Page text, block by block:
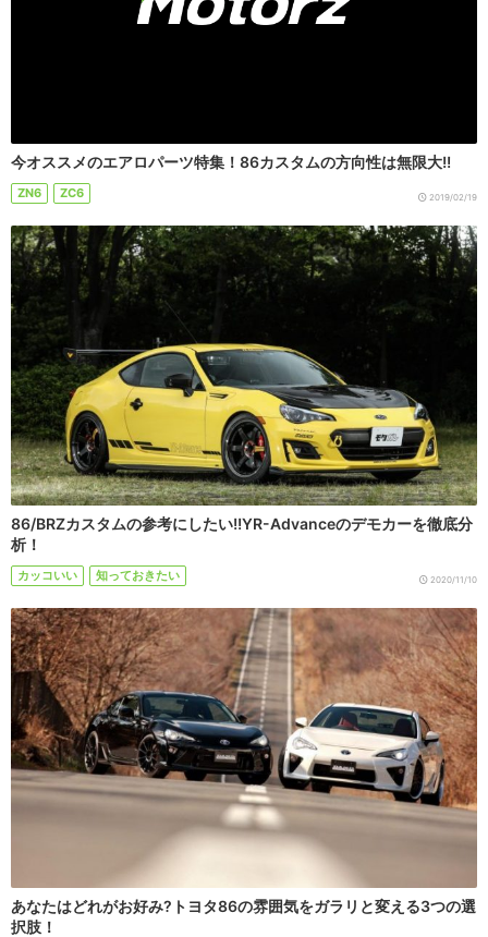
今オススメのエアロパーツ特集！86カスタムの方向性は無限大!!
ZN6 ZC6 2019/02/19
86/BRZカスタムの参考にしたい!!YR-Advanceのデモカーを徹底分
析！
カッコいい 知っておきたい 2020/11/10
あなたはどれがお好み?トヨタ86の雰囲気をガラリと変える3つの選
択肢！